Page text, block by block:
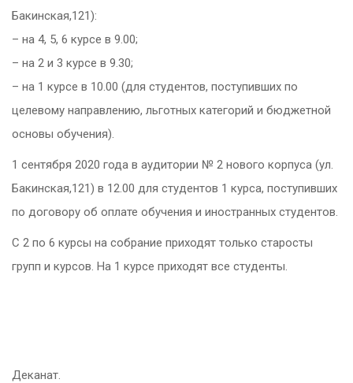
Бакинская,121):
– на 4, 5, 6 курсе в 9.00;
– на 2 и 3 курсе в 9.30;
– на 1 курсе в 10.00 (для студентов, поступивших по
целевому направлению, льготных категорий и бюджетной
основы обучения).
1 сентября 2020 года в аудитории № 2 нового корпуса (ул.
Бакинская,121) в 12.00 для студентов 1 курса, поступивших
по договору об оплате обучения и иностранных студентов.
С 2 по 6 курсы на собрание приходят только старосты
групп и курсов. На 1 курсе приходят все студенты.
Деканат.